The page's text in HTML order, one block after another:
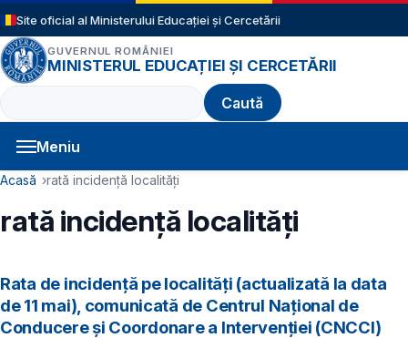
Sari la conținutul principal
Site oficial al Ministerului Educației și Cercetării
GUVERNUL ROMÂNIEI
MINISTERUL EDUCAȚIEI ȘI CERCETĂRII
Caută
Meniu
Navigație principală
Cale de navigare
Acasă rată incidență localități
rată incidență localități
Rata de incidență pe localități (actualizată la data
de 11 mai), comunicată de Centrul Național de
Conducere și Coordonare a Intervenției (CNCCI)